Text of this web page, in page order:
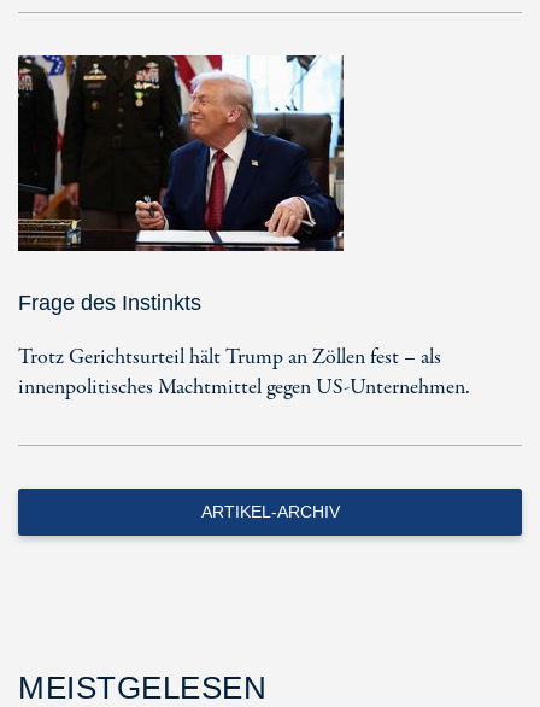
Frage des Instinkts
Trotz Gerichtsurteil hält Trump an Zöllen fest – als
innenpolitisches Machtmittel gegen US-Unternehmen.
ARTIKEL-ARCHIV
MEISTGELESEN